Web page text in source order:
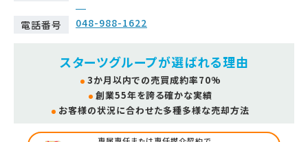
電話番号 048-988-1622
スターツグループが選ばれる理由
3か月以内での売買成約率70%
創業55年を誇る確かな実績
お客様の状況に合わせた多種多様な売却方法